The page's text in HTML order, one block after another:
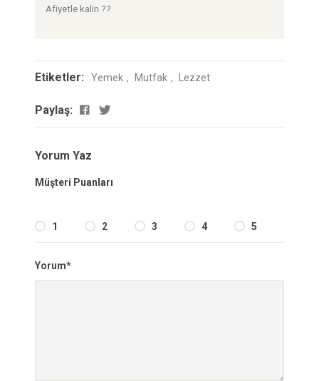
Afiyetle kalin ??
Etiketler: Yemek Mutfak Lezzet
Paylaş:
Yorum Yaz
Müşteri Puanları
1 2 3 4 5
Yorum*